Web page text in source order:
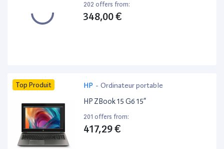
202 offers from:
348,00 €
Top Produit HP - Ordinateur portable
HP ZBook 15 G6 15”
201 offers from:
417,29 €